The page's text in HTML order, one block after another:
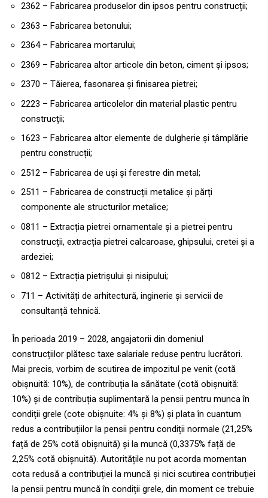
2362 – Fabricarea produselor din ipsos pentru construcții;
2363 – Fabricarea betonului;
2364 – Fabricarea mortarului;
2369 – Fabricarea altor articole din beton, ciment și ipsos;
2370 – Tăierea, fasonarea și finisarea pietrei;
2223 – Fabricarea articolelor din material plastic pentru
construcții;
1623 – Fabricarea altor elemente de dulgherie și tâmplărie
pentru construcții;
2512 – Fabricarea de uși și ferestre din metal;
2511 – Fabricarea de construcții metalice și părți
componente ale structurilor metalice;
0811 – Extracția pietrei ornamentale și a pietrei pentru
construcții, extracția pietrei calcaroase, ghipsului, cretei și a
ardeziei;
0812 – Extracția pietrișului și nisipului;
711 – Activități de arhitectură, inginerie și servicii de
consultanță tehnică.
În perioada 2019 – 2028, angajatorii din domeniul
construcțiilor plătesc taxe salariale reduse pentru lucrători.
Mai precis, vorbim de scutirea de impozitul pe venit (cotă
obișnuită: 10%), de contribuția la sănătate (cotă obișnuită:
10%) și de contribuția suplimentară la pensii pentru munca în
condiții grele (cote obișnuite: 4% și 8%) și plata în cuantum
redus a contribuțiilor la pensii pentru condiții normale (21,25%
față de 25% cotă obișnuită) și la muncă (0,3375% față de
2,25% cotă obișnuită). Autoritățile nu pot acorda momentan
cota redusă a contribuției la muncă și nici scutirea contribuției
la pensii pentru muncă în condiții grele, din moment ce trebuie